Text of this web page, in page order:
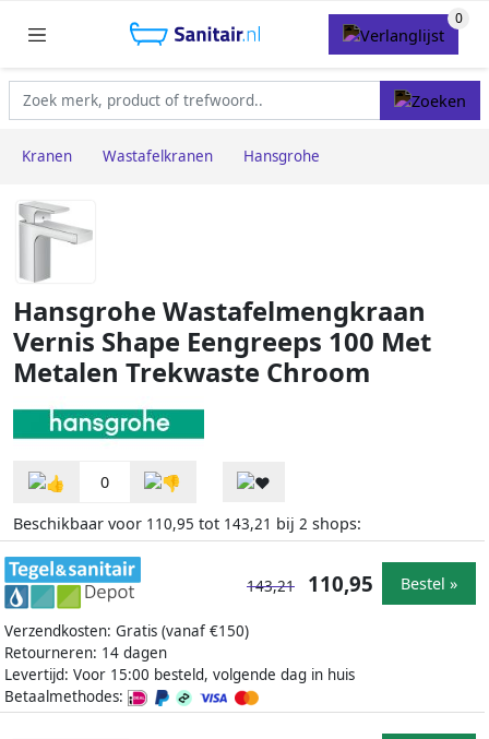
Kranen Wastafelkranen Hansgrohe
Hansgrohe Wastafelmengkraan
Vernis Shape Eengreeps 100 Met
Metalen Trekwaste Chroom
0
Beschikbaar voor 110,95 tot 143,21 bij 2 shops:
Verzendkosten: Gratis (vanaf €150)
Retourneren: 14 dagen
Levertijd: Voor 15:00 besteld, volgende dag in huis
Betaalmethodes:
143,21 110,95 Bestel »